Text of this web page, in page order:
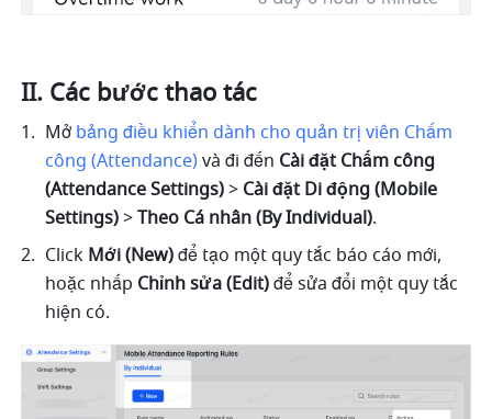
II. Các bước thao tác
Mở bảng điều khiển dành cho quản trị viên Chấm
công (Attendance) và đi đến Cài đặt Chấm công
(Attendance Settings) > Cài đặt Di động (Mobile
Settings) > Theo Cá nhân (By Individual).
Click Mới (New) để tạo một quy tắc báo cáo mới,
hoặc nhấp Chỉnh sửa (Edit) để sửa đổi một quy tắc
hiện có.